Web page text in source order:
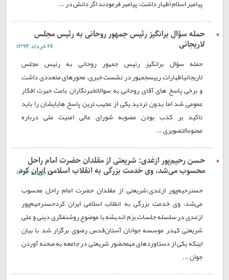
پیامبر اسلام اظهار داشت: پیامبر فرمودند اگر دانش در ...
حمله سؤال برانگیز رئیس جمهور روحانی به رئیس مجلس
لاریجانی ۲۶ خرداد ۱۳۹۴
حمله سؤال برانگیز رئیس جمهور روحانی به رئیس مجلس
لاریجانیاظهارات رییسجمهور در نشست خبری، محورهای متعددی داشت
و برخی پاسخ های آقای روحانی به سوالاتخبرنگاران باعث حیرت افکار
عمومی شد اما بدون تردید یکی از عجیب ترین پاسخ هایایشان را باید
تاکید بر کذب بودن مصوبه شورای عالی امنیت ملی درباره
ممنوعالتصویری ...
حسن رحیم‌پور ازغدی: شریعتی از مقلدان حضرت امام راحل
محسوب می‌شد، وی خدمت بزرگی به انقلاب اسلامی ایران کرد
۲۶ خرداد ۱۳۹۴
حسنرحیم‌پور ازغدی:شریعتی از مقلدان حضرت امام راحل محسوب
می‌شد، وی خدمت بزرگی به انقلاب اسلامی ایران کردحسنرحیم‌پور
ازغدی در سلسله جلسات بزم اندیشه با موضوع روشنفکری دینی و علی
شریعتی کهدر موسسه جوانان آستان‌قدس رضوی برگزار شد با بیان
اینکه یکی از دستاوردهای مهمحضور شریعتی در جامعه به صحنه آوردن
جوان ...